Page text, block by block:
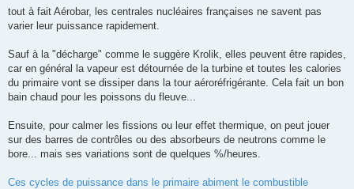
s
a
tout à fait Aérobar, les centrales nucléaires françaises ne savent pas
varier leur puissance rapidement.
Sauf à la "décharge" comme le suggère Krolik, elles peuvent être rapides,
car en général la vapeur est détournée de la turbine et toutes les calories
du primaire vont se dissiper dans la tour aéroréfrigérante. Cela fait un bon
bain chaud pour les poissons du fleuve...
Ensuite, pour calmer les fissions ou leur effet thermique, on peut jouer
sur des barres de contrôles ou des absorbeurs de neutrons comme le
bore... mais ses variations sont de quelques %/heures.
Ces cycles de puissance dans le primaire abiment le combustible